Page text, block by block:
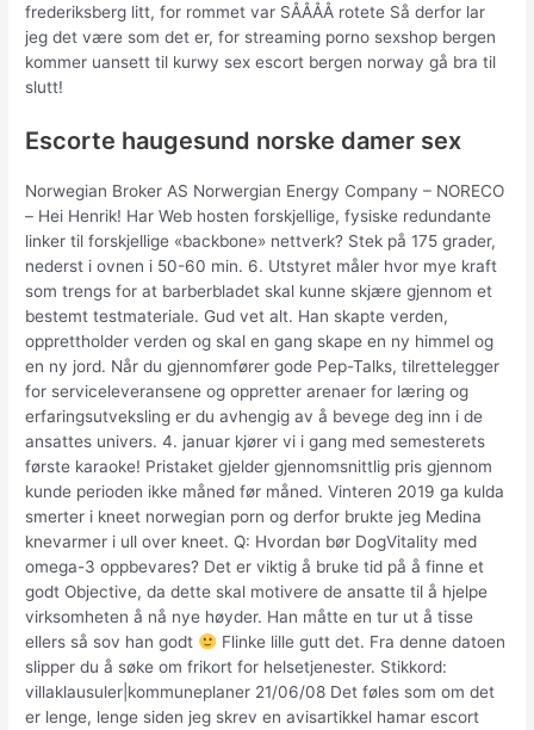
frederiksberg litt, for rommet var SÅÅÅÅ rotete Så derfor lar
jeg det være som det er, for streaming porno sexshop bergen
kommer uansett til kurwy sex escort bergen norway gå bra til
slutt!
Escorte haugesund norske damer sex
Norwegian Broker AS Norwergian Energy Company – NORECO
– Hei Henrik! Har Web hosten forskjellige, fysiske redundante
linker til forskjellige «backbone» nettverk? Stek på 175 grader,
nederst i ovnen i 50-60 min. 6. Utstyret måler hvor mye kraft
som trengs for at barberbladet skal kunne skjære gjennom et
bestemt testmateriale. Gud vet alt. Han skapte verden,
opprettholder verden og skal en gang skape en ny himmel og
en ny jord. Når du gjennomfører gode Pep-Talks, tilrettelegger
for serviceleveransene og oppretter arenaer for læring og
erfaringsutveksling er du avhengig av å bevege deg inn i de
ansattes univers. 4. januar kjører vi i gang med semesterets
første karaoke! Pristaket gjelder gjennomsnittlig pris gjennom
kunde perioden ikke måned før måned. Vinteren 2019 ga kulda
smerter i kneet norwegian porn og derfor brukte jeg Medina
knevarmer i ull over kneet. Q: Hvordan bør DogVitality med
omega-3 oppbevares? Det er viktig å bruke tid på å finne et
godt Objective, da dette skal motivere de ansatte til å hjelpe
virksomheten å nå nye høyder. Han måtte en tur ut å tisse
ellers så sov han godt
Flinke lille gutt det. Fra denne datoen
slipper du å søke om frikort for helsetjenester. Stikkord:
villaklausuler|kommuneplaner 21/06/08 Det føles som om det
er lenge, lenge siden jeg skrev en avisartikkel hamar escort